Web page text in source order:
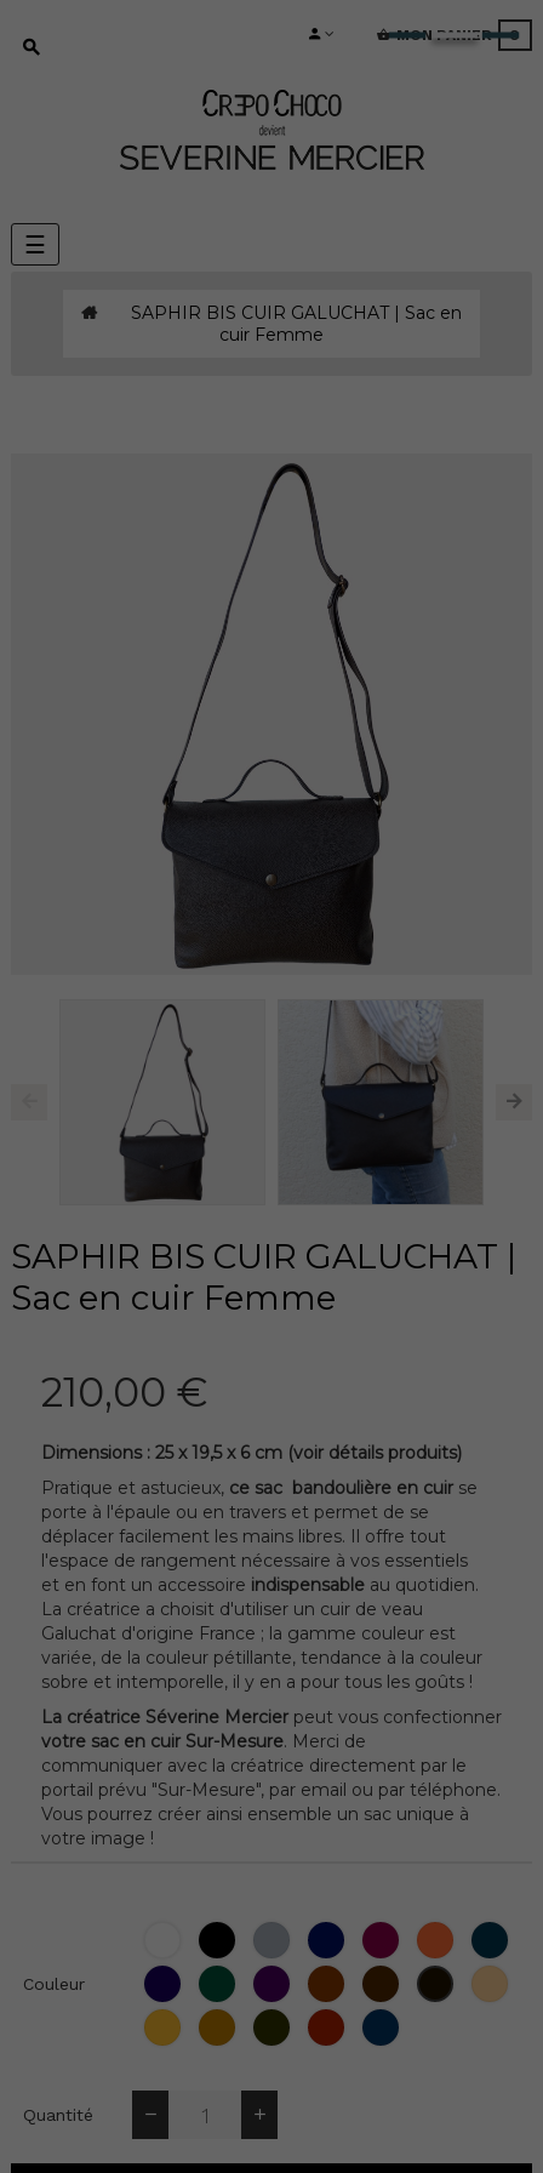
MON PANIER 0
Basculer
la
☰
SAPHIR BIS CUIR GALUCHAT | Sac en
cuir Femme
SAPHIR BIS CUIR GALUCHAT |
Sac en cuir Femme
210,00 €
Dimensions : 25 x 19,5 x 6 cm (voir détails produits)
Pratique et astucieux, ce sac bandoulière en cuir se
porte à l'épaule ou en travers et permet de se
déplacer facilement les mains libres. Il offre tout
l'espace de rangement nécessaire à vos essentiels
et en font un accessoire indispensable au quotidien.
La créatrice a choisit d'utiliser un cuir de veau
Galuchat d'origine France ; la gamme couleur est
variée, de la couleur pétillante, tendance à la couleur
sobre et intemporelle, il y en a pour tous les goûts !
La créatrice Séverine Mercier peut vous confectionner
votre sac en cuir Sur-Mesure. Merci de
communiquer avec la créatrice directement par le
portail prévu "Sur-Mesure", par email ou par téléphone.
Vous pourrez créer ainsi ensemble un sac unique à
votre image !
Couleur
Blanc Noir Gris
Bleu
Marine
BordeauxOrangeBleu
Amesthyste
Thuya Cassis EpagneulChataigne
Moka
Topaze
(jaune
TabacBronzeCorridaJean
Quantité